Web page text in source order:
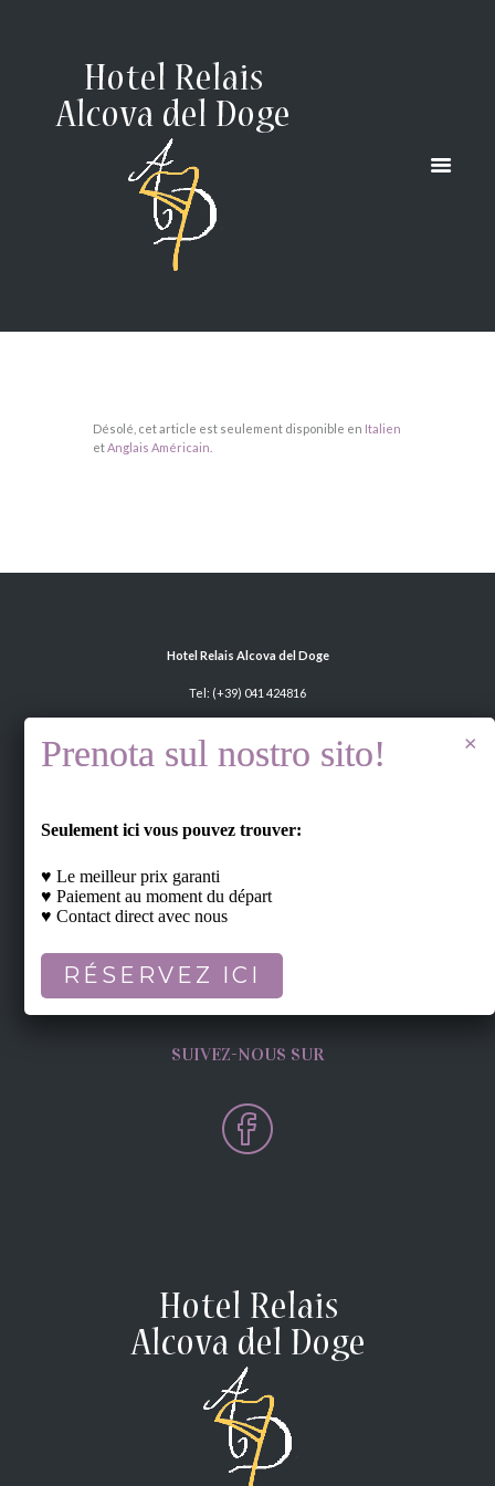
Désolé, cet article est seulement disponible en Italien
etAnglais Américain
Hotel Relais Alcova del Doge
Tel: (+39) 041 424816
Venezia ITALY
info@alcovadeldoge.it
P. IVA 03535430270
SUIVEZ-NOUS SUR
Seulement ici vous pouvez trouver:
♥ Le meilleur prix garanti
♥ Paiement au moment du départ
♥ Contact direct avec nous